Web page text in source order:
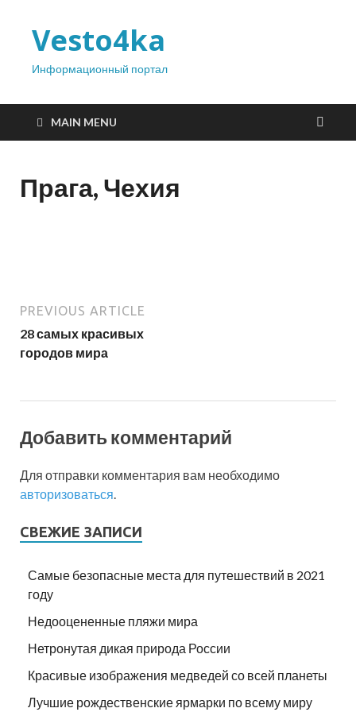
Vesto4ka
Информационный портал
MAIN MENU
Прага, Чехия
PREVIOUS ARTICLE
28 самых красивых
городов мира
Добавить комментарий
Для отправки комментария вам необходимо
авторизоваться
СВЕЖИЕ ЗАПИСИ
Самые безопасные места для путешествий в 2021
году
Недооцененные пляжи мира
Нетронутая дикая природа России
Красивые изображения медведей со всей планеты
Лучшие рождественские ярмарки по всему миру